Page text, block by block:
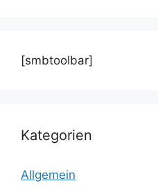
[smbtoolbar]
Kategorien
Allgemein